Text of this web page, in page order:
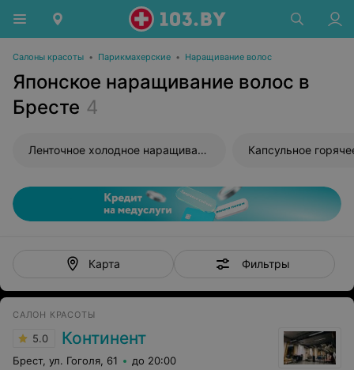
Салоны красоты • Парикмахерские • Наращивание волос
Японское наращивание волос в
Бресте 4
Ленточное холодное наращивание волос
Карта Фильтры
САЛОН КРАСОТЫ
5.0 Континент
Брест, ул. Гоголя, 61 до 20:00